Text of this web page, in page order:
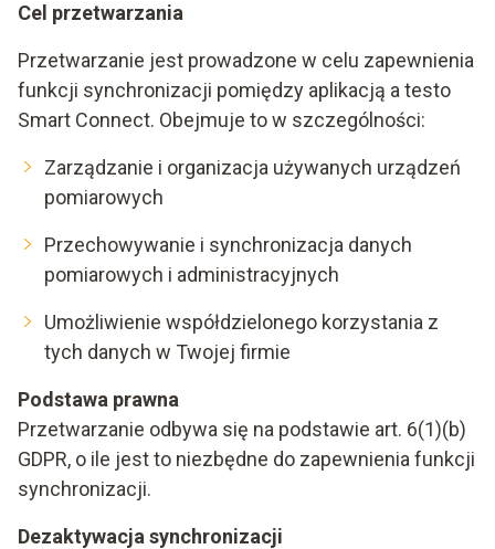
Cel przetwarzania
Przetwarzanie jest prowadzone w celu zapewnienia
funkcji synchronizacji pomiędzy aplikacją a testo
Smart Connect. Obejmuje to w szczególności:
Zarządzanie i organizacja używanych urządzeń
pomiarowych
Przechowywanie i synchronizacja danych
pomiarowych i administracyjnych
Umożliwienie współdzielonego korzystania z
tych danych w Twojej firmie
Podstawa prawna
Przetwarzanie odbywa się na podstawie art. 6(1)(b)
GDPR, o ile jest to niezbędne do zapewnienia funkcji
synchronizacji.
Dezaktywacja synchronizacji